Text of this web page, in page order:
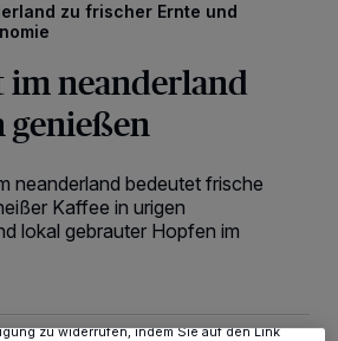
zu frischer Ernte und
im neanderland
neanderland bedeutet frische
Kaffee in urigen
lokal gebrauter Hopfen im
speichern und greifen auf
wie Browserdaten oder eindeutige
zu. Durch Auswahl von OK aktivieren Sie
die unter „Wir und unsere Partner
Dienste bereitzustellen“ aufgeführten
zu widerrufen, indem Sie auf den Link